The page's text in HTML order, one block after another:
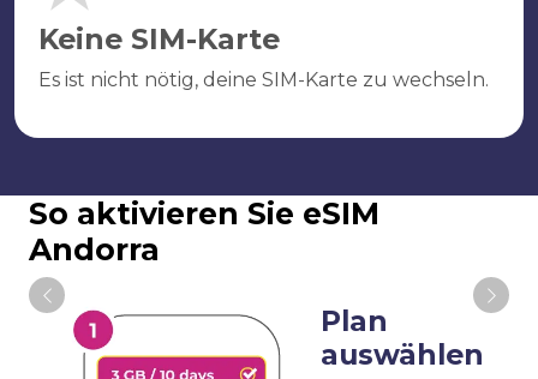
Keine SIM-Karte
Es ist nicht nötig, deine SIM-Karte zu wechseln.
So aktivieren Sie eSIM
Andorra
Plan
auswählen